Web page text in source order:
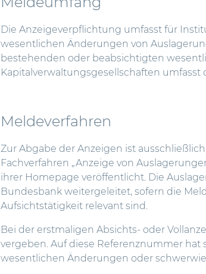
Die Anzeigeverpflichtung umfasst für
wesentlichen Änderungen von
bestehenden oder beabsichtigten
Kapitalverwaltungsgesellschaften
Meldeverfahren
Zur Abgabe der Anzeigen ist
Fachverfahren „Anzeige von
ihrer Homepage veröffentlicht. Die
Bundesbank weitergeleitet, sofern die
Aufsichtstätigkeit relevant sind.
Bei der erstmaligen Absichts- oder
vergeben. Auf diese Referenznummer
wesentlichen Änderungen oder